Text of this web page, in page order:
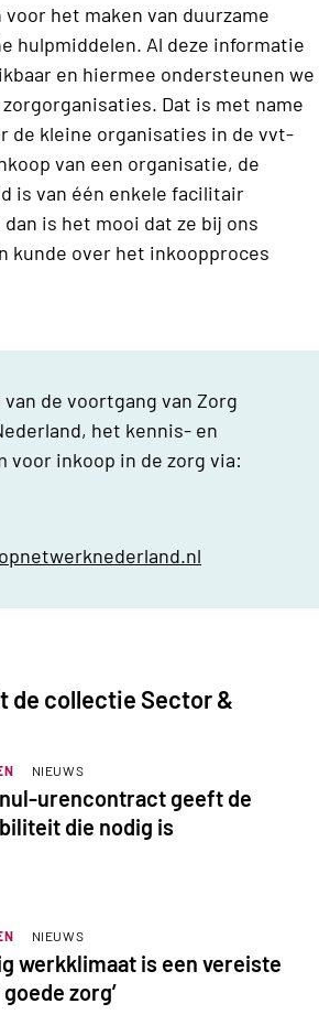
het maken van duurzame
hulpmiddelen. Al deze informatie
en hiermee ondersteunen we
Dat is met name
de kleine organisaties in de vvt-
van een organisatie, de
is van één enkele facilitair
is het mooi dat ze bij ons
kunde over het inkoopproces
de voortgang van Zorg
het kennis- en
inkoop in de zorg via:
de collectie Sector &
NIEUWS
urencontract geeft de
die nodig is
NIEUWS
werkklimaat is een vereiste
zorg’